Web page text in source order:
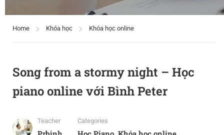
Home Khóa học Khóa học online
Song from a stormy night – Học
piano online với Bình Peter
Teacher Categories